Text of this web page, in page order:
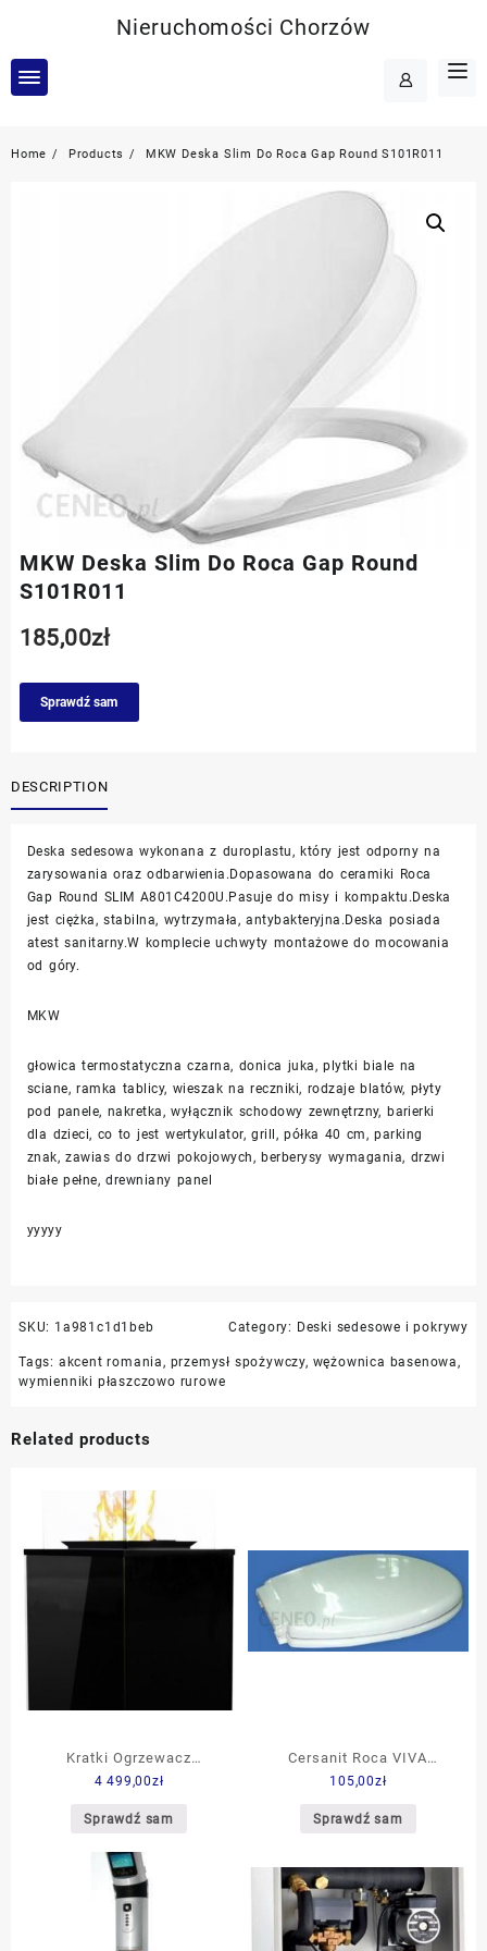
content
Nieruchomości Chorzów
Home Products MKW Deska Slim Do Roca Gap Round S101R011
MKW Deska Slim Do Roca Gap Round
S101R011
185,00zł
Sprawdź sam
DESCRIPTION
Deska sedesowa wykonana z duroplastu, który jest odporny na
zarysowania oraz odbarwienia.Dopasowana do ceramiki Roca
Gap Round SLIM A801C4200U.Pasuje do misy i kompaktu.Deska
jest ciężka, stabilna, wytrzymała, antybakteryjna.Deska posiada
atest sanitarny.W komplecie uchwyty montażowe do mocowania
od góry.
MKW
głowica termostatyczna czarna, donica juka, plytki biale na
sciane, ramka tablicy, wieszak na reczniki, rodzaje blatów, płyty
pod panele, nakretka, wyłącznik schodowy zewnętrzny, barierki
dla dzieci, co to jest wertykulator, grill, półka 40 cm, parking
znak, zawias do drzwi pokojowych, berberysy wymagania, drzwi
białe pełne, drewniany panel
yyyyy
SKU: 1a981c1d1beb Category: Deski sedesowe i pokrywy
Tags: akcent romania , przemysł spożywczy, wężownica basenowa ,
wymienniki płaszczowo rurowe
Related products
Kratki Ogrzewacz
Tarasowy Patio Czarny W
Obudowie Ze Szkła
4 499,00zł
Sprawdź sam
Cersanit Roca VIVA
Madalena A801318
105,00zł
Sprawdź sam